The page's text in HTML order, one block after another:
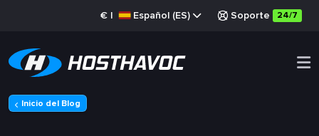
€ | Español (ES) Soporte 24/7
Inicio del Blog